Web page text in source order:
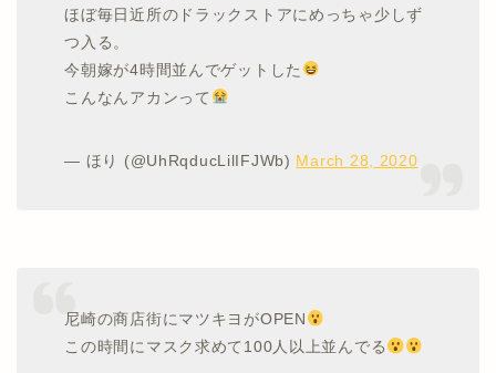
ほぼ毎日近所のドラックストアにめっちゃ少しず
つ入る。
今朝嫁が4時間並んでゲットした
こんなんアカンって
— ほり (@UhRqducLilIFJWb) March 28, 2020
尼崎の商店街にマツキヨがOPEN
この時間にマスク求めて100人以上並んでる